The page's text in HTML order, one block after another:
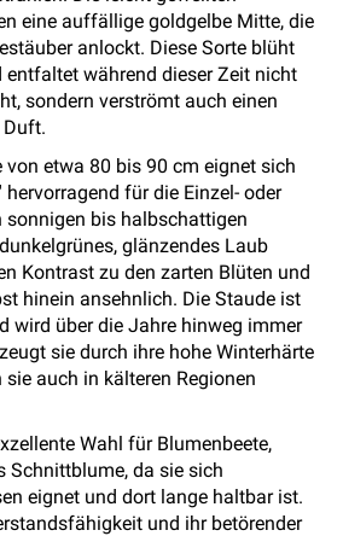
eine auffällige goldgelbe Mitte, die
anlockt. Diese Sorte blüht
während dieser Zeit nicht
sondern verströmt auch einen
von etwa 80 bis 90 cm eignet sich
für die Einzel- oder
sonnigen bis halbschattigen
glänzendes Laub
Kontrast zu den zarten Blüten und
hinein ansehnlich. Die Staude ist
wird über die Jahre hinweg immer
sie durch ihre hohe Winterhärte
auch in kälteren Regionen
Wahl für Blumenbeete,
Schnittblume, da sie sich
eignet und dort lange haltbar ist.
und ihr betörender